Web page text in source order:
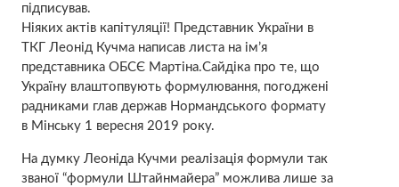
підписував.
Ніяких актів капітуляції! Представник України в
ТКГ Леонід Кучма написав листа на ім’я
представника ОБСЄ Мартіна.Сайдіка про те, що
Україну влаштопвують формулювання, погоджені
радниками глав держав Нормандського формату
в Мінську 1 вересня 2019 року.
На думку Леоніда Кучми реалізація формули так
званої “формули Штайнмайера” можлива лише за